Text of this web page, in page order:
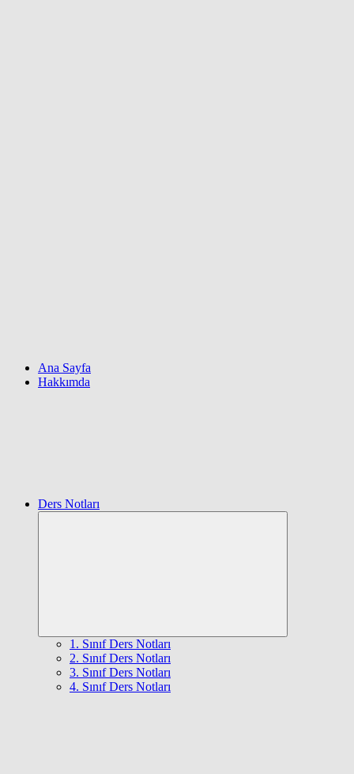
Ana Sayfa
Hakkımda
Ders Notları
1. Sınıf Ders Notları
2. Sınıf Ders Notları
3. Sınıf Ders Notları
4. Sınıf Ders Notları